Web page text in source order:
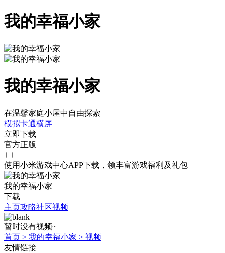
我的幸福小家
我的幸福小家
在温馨家庭小屋中自由探索
模拟卡通横屏
立即下载
官方正版
使用小米游戏中心APP下载 ，领丰富游戏福利 及礼包
我的幸福小家
下载
主页攻略社区视频
暂时没有视频~
首页 > 我的幸福小家 > 视频
友情链接